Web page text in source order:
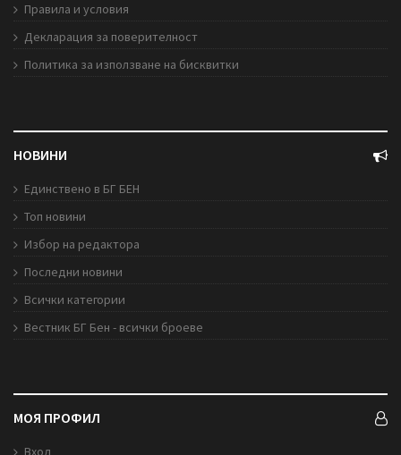
Правила и условия
Декларация за поверителност
Политика за използване на бисквитки
НОВИНИ
Единствено в БГ БЕН
Топ новини
Избор на редактора
Последни новини
Всички категории
Вестник БГ Бен - всички броеве
МОЯ ПРОФИЛ
Вход